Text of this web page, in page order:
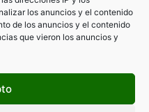
los anuncios y el contenido
de los anuncios y el contenido
que vieron los anuncios y